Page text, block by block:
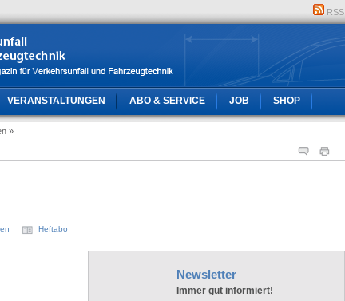
RSS
VERANSTALTUNGEN ABO & SERVICE JOB SHOP
»
Heftabo
Newsletter
Immer gut informiert!